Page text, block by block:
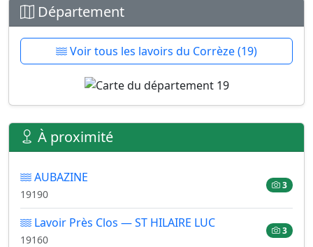
Département
Voir tous les lavoirs du Corrèze (19)
À proximité
AUBAZINE
19190
3
Lavoir Près Clos — ST HILAIRE LUC
19160
3